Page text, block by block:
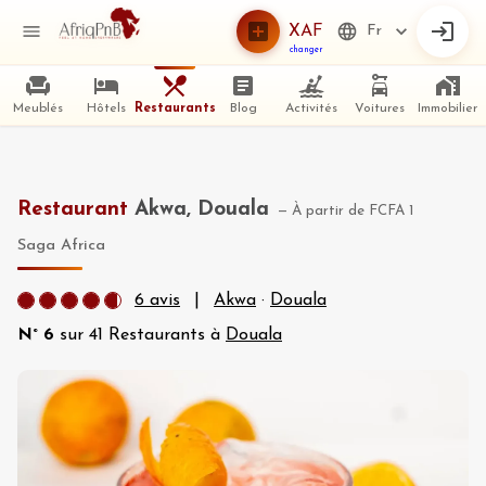
XAF
changer
Fr
Meublés Hôtels Restaurants Blog Activités Voitures Immobilier
Restaurant Akwa, Douala — À partir de FCFA 1
Saga Africa
6 avis Akwa · Douala
N° 6 sur 41 Restaurants à Douala